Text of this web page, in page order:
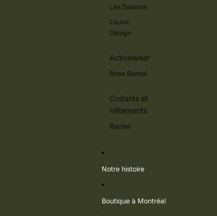
Les Saisons
Louve
Design
Activewear
Rose Boréal
Collants et
Vêtements
Rachel
Notre histoire
Boutique à Montréal